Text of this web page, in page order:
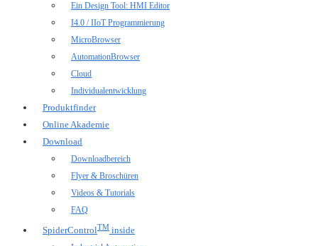
Ein Design Tool: HMI Editor
I4.0 / IIoT Programmierung
MicroBrowser
AutomationBrowser
Cloud
Individualentwicklung
Produktfinder
Online Akademie
Download
Downloadbereich
Flyer & Broschüren
Videos & Tutorials
FAQ
SpiderControlTM inside